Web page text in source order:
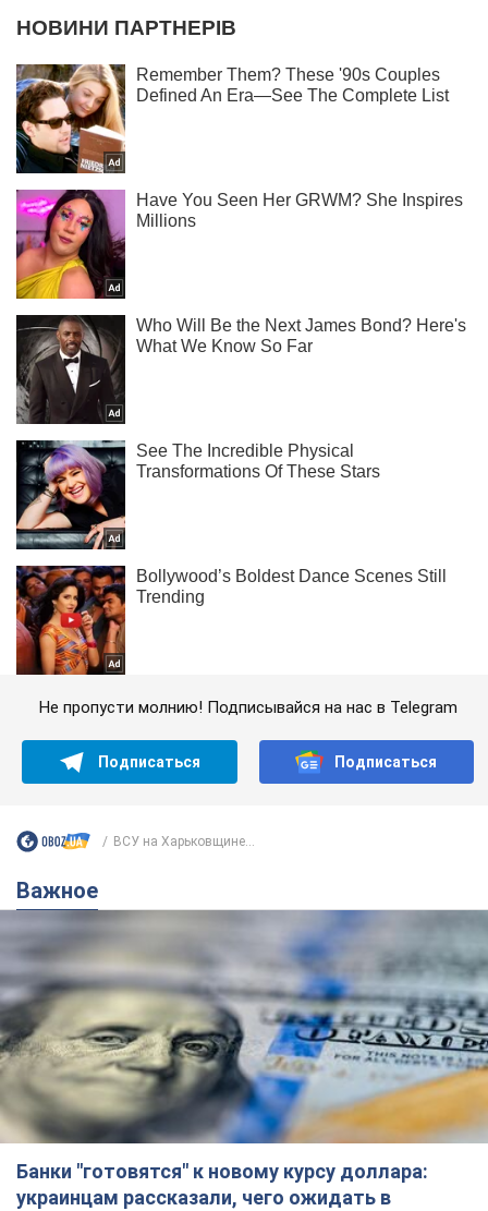
Не пропусти молнию! Подписывайся на нас в Telegram
Подписаться Подписаться
ВСУ на Харьковщине...
Важное
Банки "готовятся" к новому курсу доллара:
украинцам рассказали, чего ожидать в